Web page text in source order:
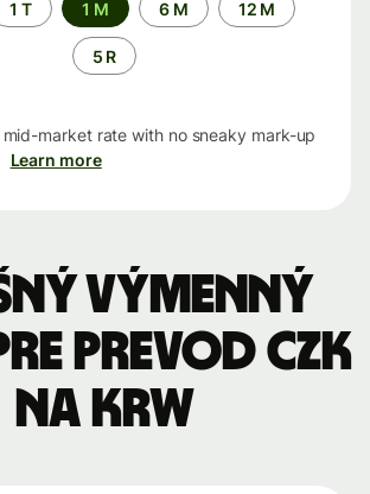
1 T 1 M 6 M 12 M
5 R
mid-market rate with no sneaky mark-up
Learn more
výmenný
prevod CZK
na KRW